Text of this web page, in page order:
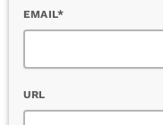
EMAIL*
URL